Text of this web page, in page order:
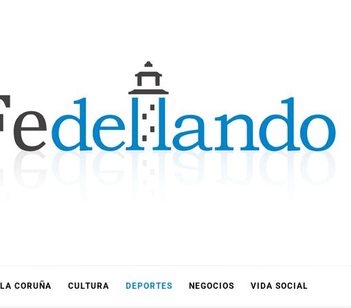
LA CORUÑA CULTURA DEPORTES NEGOCIOS VIDA SOCIAL